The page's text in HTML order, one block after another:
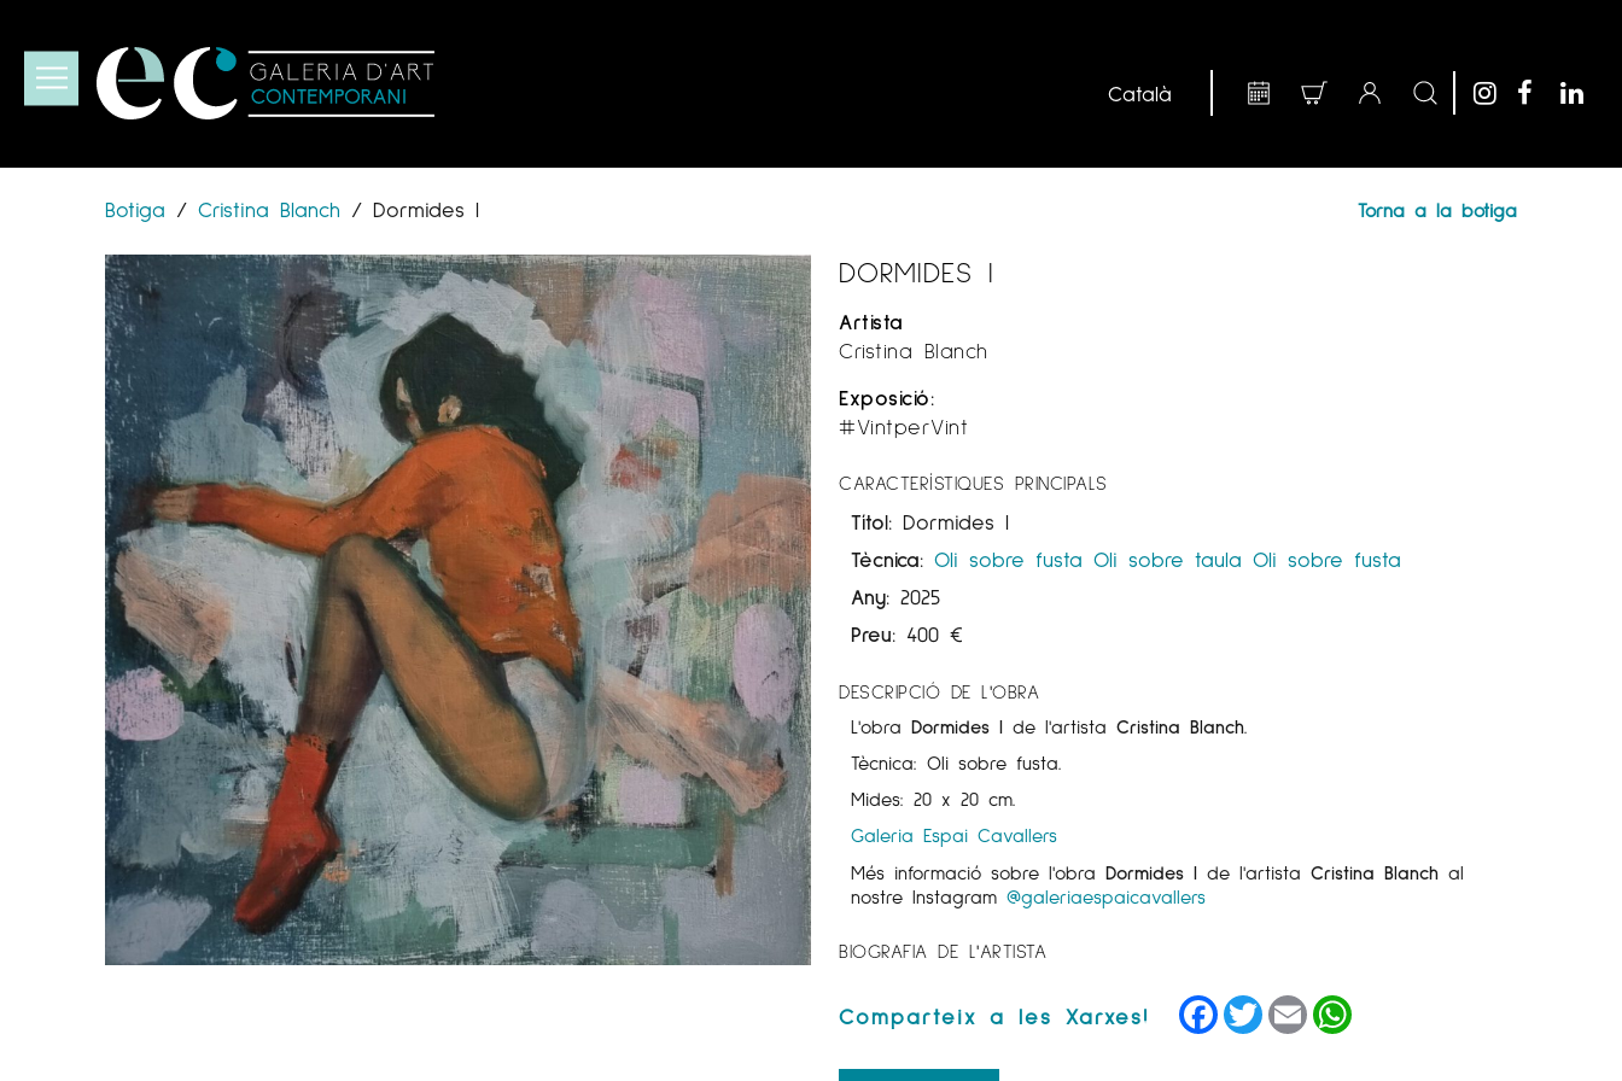
Botiga / Cristina Blanch / Dormides I Torna a la botiga
DORMIDES I
Artista
Cristina Blanch
Exposició:
#VintperVint
CARACTERÍSTIQUES PRINCIPALS
Títol: Dormides I
Tècnica: Oli sobre fusta Oli sobre taula Oli sobre fusta
Any: 2025
Preu: 400€
DESCRIPCIÓ DE L'OBRA
L'obraDormides I de l'artistaCristina Blanch.
Tècnica: Oli sobre fusta.
Mides: 20 x 20 cm.
Galeria Espai Cavallers
Més informació sobre l'obraDormides I de l'artistaCristina Blanch al
nostre Instagram@galeriaespaicavallers
BIOGRAFIA DE L'ARTISTA
Facebook
TwitterEmail